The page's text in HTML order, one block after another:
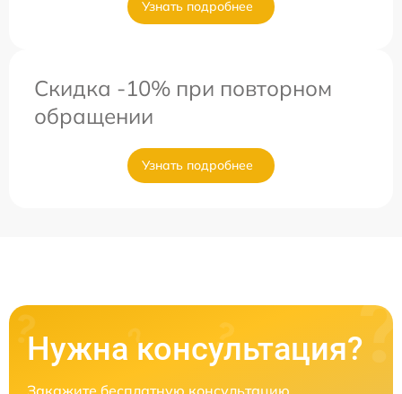
Узнать подробнее
Скидка -10% при повторном
обращении
Узнать подробнее
Нужна консультация?